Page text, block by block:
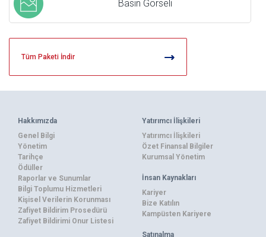
Basın Görseli
Tüm Paketi İndir
Hakkımızda
Genel Bilgi
Yönetim
Tarihçe
Ödüller
Raporlar ve Sunumlar
Bilgi Toplumu Hizmetleri
Kişisel Verilerin Korunması
Zafiyet Bildirim Prosedürü
Zafiyet Bildirimi Onur Listesi
Yatırımcı İlişkileri
Yatırımcı İlişkileri
Özet Finansal Bilgiler
Kurumsal Yönetim
İnsan Kaynakları
Kariyer
Bize Katılın
Kampüsten Kariyere
Satınalma